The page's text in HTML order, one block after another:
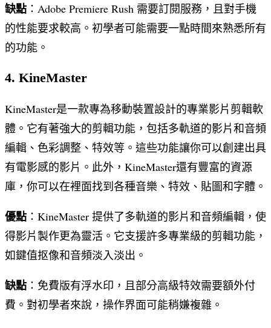
缺點 ：Adobe Premiere Rush 需要訂閱服務，且對手機
的性能要求較高。初學者可能需要一點時間來熟悉所有
的功能。
4. KineMaster
KineMaster是一款專為移動裝置設計的專業影片剪輯軟
體。它有著強大的剪輯功能，包括多軌道的影片和音頻
編輯、色彩調整、特效等。這些功能讓你可以創建出具
有電影感的影片。此外，KineMaster還有豐富的資源
庫，你可以在裡面找到各種音樂、特效、貼圖和字體。
優點 ：KineMaster 提供了多軌道的影片和音頻編輯，使
得影片製作更為靈活。它支援許多專業級的剪輯功能，
如鍵值抠像和音頻淡入淡出。
缺點 ：免費版有浮水印，且部分高級特效需要額外付
費。對初學者來說，操作界面可能稍嫌複雜。